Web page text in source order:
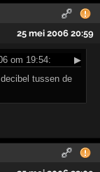
25 mei 2006 20:59
om 19:54:
▶
tussen de